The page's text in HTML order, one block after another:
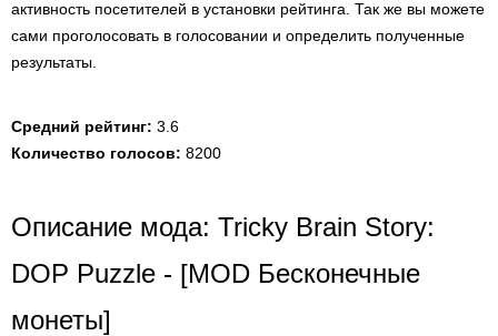
активность посетителей в установки рейтинга. Так же вы можете
сами проголосовать в голосовании и определить полученные
результаты.
Средний рейтинг: 3.6
Количество голосов: 8200
Описание мода: Tricky Brain Story:
DOP Puzzle - [MOD Бесконечные
монеты]